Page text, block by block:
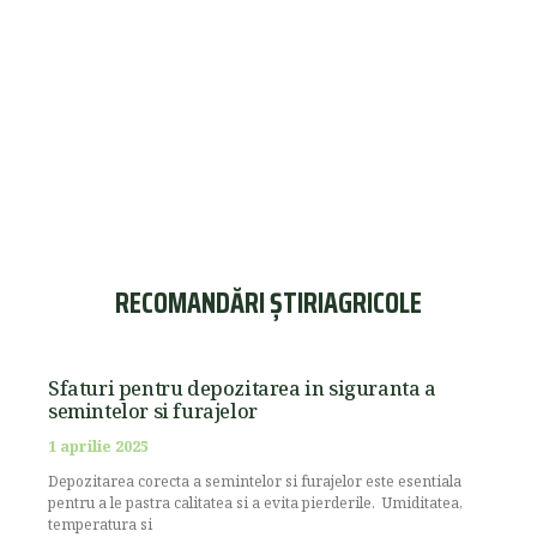
RECOMANDĂRI ȘTIRIAGRICOLE
Sfaturi pentru depozitarea in siguranta a
semintelor si furajelor
1 aprilie 2025
Depozitarea corecta a semintelor si furajelor este esentiala
pentru a le pastra calitatea si a evita pierderile. Umiditatea,
temperatura si